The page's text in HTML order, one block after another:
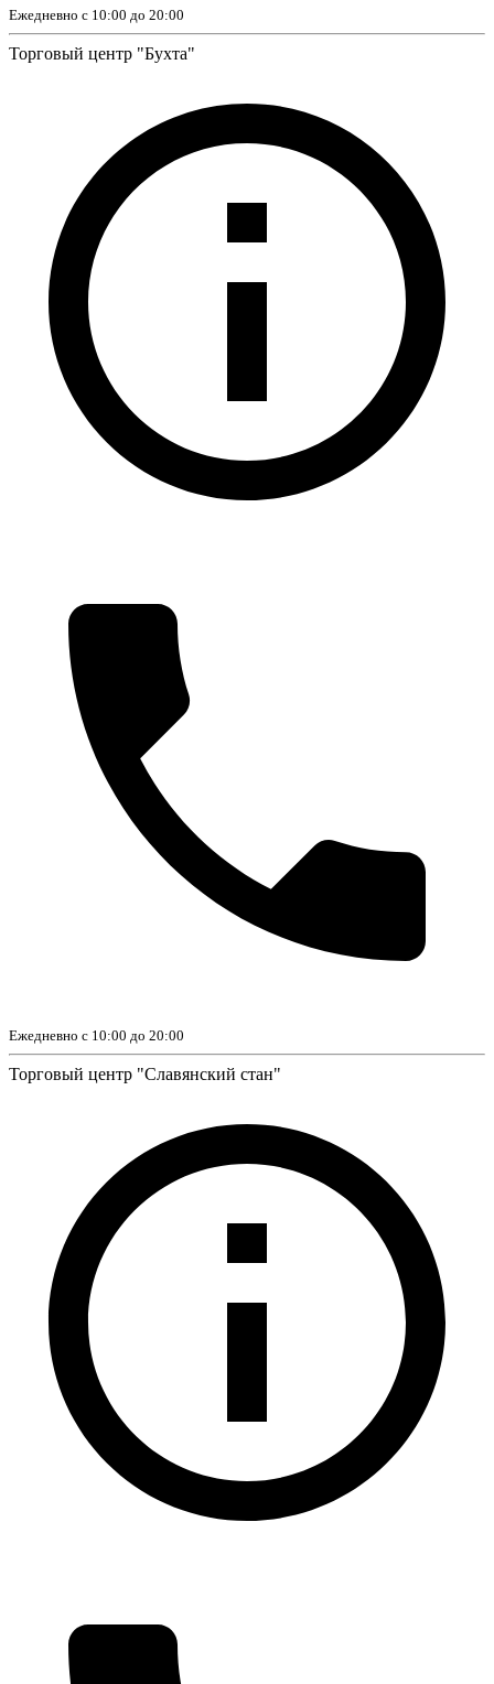
Ежедневно с 10:00 до 20:00
Торговый центр "Бухта"
Ежедневно с 10:00 до 20:00
Торговый центр "Славянский стан"